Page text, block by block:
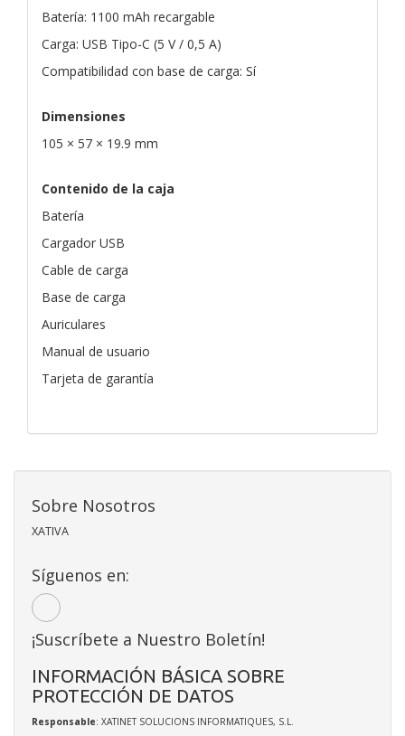
Batería: 1100 mAh recargable
Carga: USB Tipo-C (5 V / 0,5 A)
Compatibilidad con base de carga: Sí
Dimensiones
105 × 57 × 19.9 mm
Contenido de la caja
Batería
Cargador USB
Cable de carga
Base de carga
Auriculares
Manual de usuario
Tarjeta de garantía
Sobre Nosotros
XATIVA
Síguenos en:
¡Suscríbete a Nuestro Boletín!
INFORMACIÓN BÁSICA SOBRE
PROTECCIÓN DE DATOS
Responsable: XATINET SOLUCIONS INFORMATIQUES, S.L.